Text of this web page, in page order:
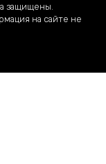
защищены.
на сайте не